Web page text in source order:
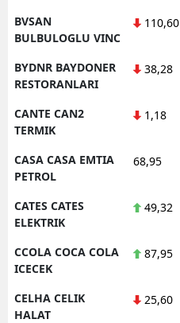
BVSAN
BULBULOGLU VINC
110,60
BYDNR BAYDONER
RESTORANLARI
38,28
CANTE CAN2
TERMIK
1,18
CASA CASA EMTIA
PETROL
68,95
CATES CATES
ELEKTRIK
49,32
CCOLA COCA COLA
ICECEK
87,95
CELHA CELIK
HALAT
25,60